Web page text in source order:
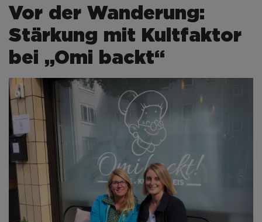
Vor der Wanderung:
Stärkung mit Kultfaktor
bei „Omi backt“